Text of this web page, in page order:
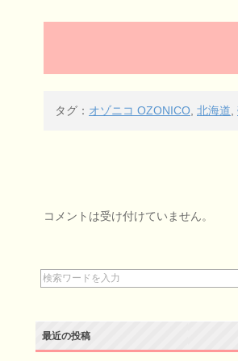
タグ： オゾニコ OZONICO 北海道
コメントは受け付けていません。
最近の投稿